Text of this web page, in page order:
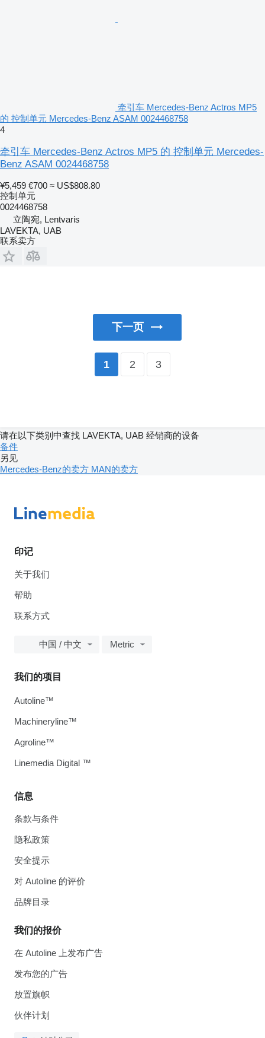
牵引车 Mercedes-Benz Actros MP5
的 控制单元 Mercedes-Benz ASAM 0024468758
4
牵引车 Mercedes-Benz Actros MP5 的 控制单元 Mercedes-
Benz ASAM 0024468758
¥5,459 €700 ≈ US$808.80
控制单元
0024468758
立陶宛, Lentvaris
LAVEKTA, UAB
联系卖方
下一页
1 2 3
请在以下类别中查找 LAVEKTA, UAB 经销商的设备
备件
另见
Mercedes-Benz的卖方 MAN的卖方
印记
关于我们
帮助
联系方式
中国 / 中文 Metric
信息
条款与条件
隐私政策
安全提示
对 Autoline 的评价
品牌目录
我们的报价
在 Autoline 上发布广告
发布您的广告
放置旗帜
伙伴计划
我们的项目
Autoline™
Machineryline™
Agroline™
Linemedia Digital ™